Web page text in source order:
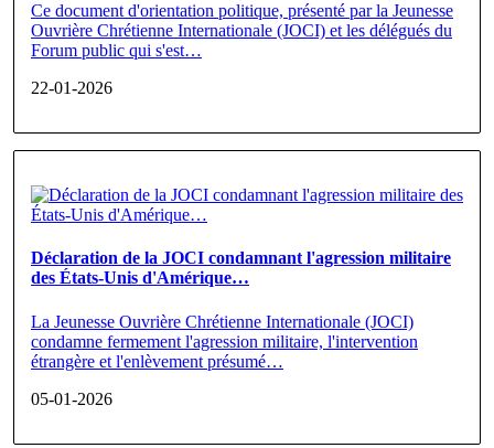
Ce document d'orientation politique, présenté par la Jeunesse
Ouvrière Chrétienne Internationale (JOCI) et les délégués du
Forum public qui s'est…
22-01-2026
Déclaration de la JOCI condamnant l'agression militaire
des États-Unis d'Amérique…
La Jeunesse Ouvrière Chrétienne Internationale (JOCI)
condamne fermement l'agression militaire, l'intervention
étrangère et l'enlèvement présumé…
05-01-2026